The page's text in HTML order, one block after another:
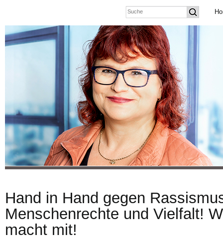
Hand in Hand gegen
Menschenrechte und Vielfalt!
macht mit!